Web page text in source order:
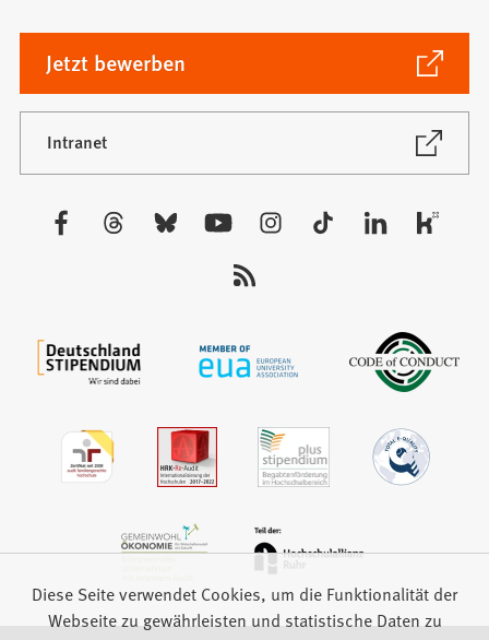
Jetzt bewerben
(Öffnet
in
einem
neuen
Tab)
Intranet
(Öffnet
neuen
Besuchen
Diese Seite verwendet Cookies, um die Funktionalität der
Webseite zu gewährleisten und statistische Daten zu